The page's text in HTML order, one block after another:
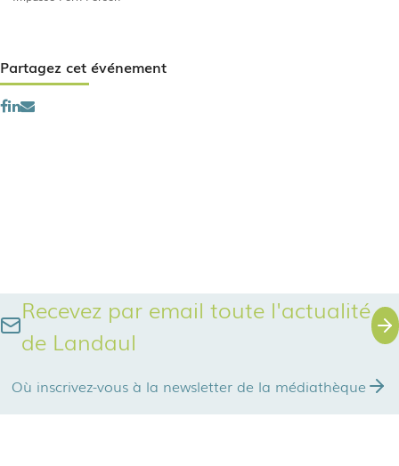
Partagez cet événement
Recevez par email toute l'actualité
de Landaul
Où inscrivez-vous à la newsletter de la médiathèque